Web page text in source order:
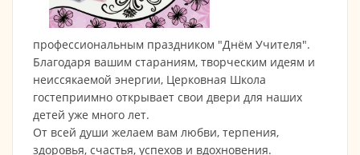
профессиональным праздником "Днём Учителя".
Благодаря вашим стараниям, творческим идеям и
неиссякаемой энергии, Церковная Школа
гостеприимно открывает свои двери для наших
детей уже много лет.
От всей души желаем вам любви, терпения,
здоровья, счастья, успехов и вдохновения.